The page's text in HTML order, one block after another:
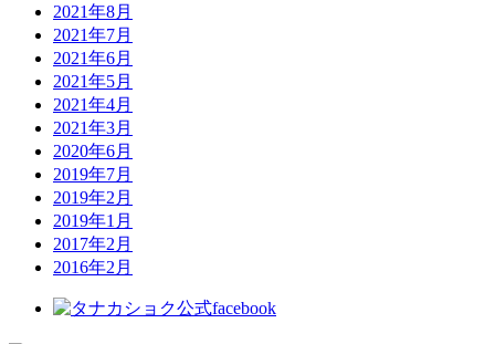
2021年8月
2021年7月
2021年6月
2021年5月
2021年4月
2021年3月
2020年6月
2019年7月
2019年2月
2019年1月
2017年2月
2016年2月